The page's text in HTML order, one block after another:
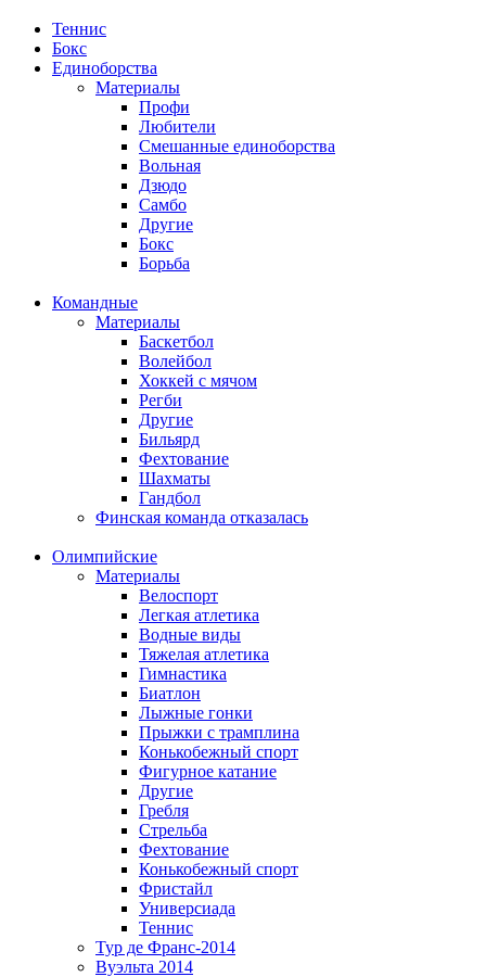
Теннис
Бокс
Единоборства
Материалы
Профи
Любители
Смешанные единоборства
Вольная
Дзюдо
Самбо
Другие
Бокс
Борьба
Командные
Материалы
Баскетбол
Волейбол
Хоккей с мячом
Регби
Другие
Бильярд
Фехтование
Шахматы
Гандбол
Финская команда отказалась
Олимпийские
Материалы
Велоспорт
Легкая атлетика
Водные виды
Тяжелая атлетика
Гимнастика
Биатлон
Лыжные гонки
Прыжки с трамплина
Конькобежный спорт
Фигурное катание
Другие
Гребля
Стрельба
Фехтование
Конькобежный спорт
Фристайл
Универсиада
Теннис
Тур де Франс-2014
Вуэльта 2014